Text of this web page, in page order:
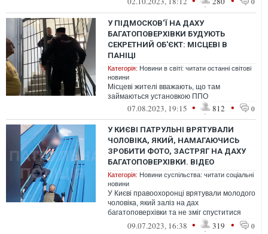
У ПІДМОСКОВ'Ї НА ДАХУ
БАГАТОПОВЕРХІВКИ БУДУЮТЬ
СЕКРЕТНИЙ ОБ'ЄКТ: МІСЦЕВІ В
ПАНІЦІ
Категорія: Новини в світі: читати останні світові
новини
Місцеві жителі вважають, що там
займаються установкою ППО
07.08.2023, 19:15 • 812 • 0
У КИЄВІ ПАТРУЛЬНІ ВРЯТУВАЛИ
ЧОЛОВІКА, ЯКИЙ, НАМАГАЮЧИСЬ
ЗРОБИТИ ФОТО, ЗАСТРЯГ НА ДАХУ
БАГАТОПОВЕРХІВКИ. ВІДЕО
Категорія: Новини суспільства: читати соціальні
новини
У Києві правоохоронці врятували молодого
чоловіка, який заліз на дах
багатоповерхівки та не зміг спуститися
самостійно. Як виявилось, він там
09.07.2023, 16:38 • 319 • 0